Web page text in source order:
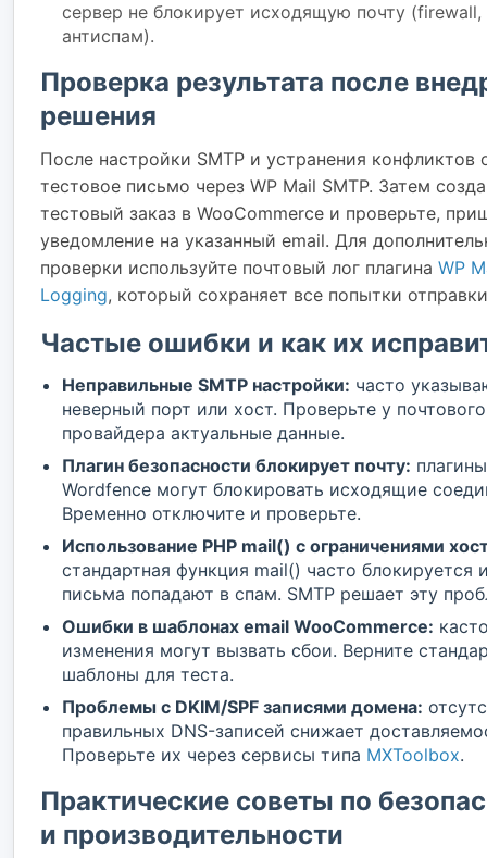
сервер не блокирует исходящую почту (firewall,
антиспам).
Проверка результата после
решения
После настройки SMTP и устранения конфликтов
тестовое письмо через WP Mail SMTP. Затем
тестовый заказ в WooCommerce и проверьте,
уведомление на указанный email. Для
проверки используйте почтовый лог плагина WP
Logging, который сохраняет все попытки
Частые ошибки и как их
Неправильные SMTP настройки: часто
неверный порт или хост. Проверьте у почтового
провайдера актуальные данные.
Плагин безопасности блокирует почту:
Wordfence могут блокировать исходящие
Временно отключите и проверьте.
Использование PHP mail() с ограничениями
стандартная функция mail() часто блокируется
письма попадают в спам. SMTP решает эту
Ошибки в шаблонах email WooCommerce:
изменения могут вызвать сбои. Верните
шаблоны для теста.
Проблемы с DKIM/SPF записями домена:
правильных DNS-записей снижает
Проверьте их через сервисы типа MXToolbox.
Практические советы по
и производительности